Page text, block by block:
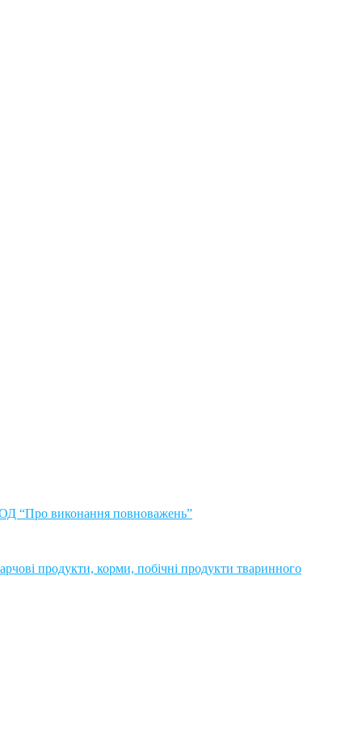
“Про виконання повноважень”
продукти, корми, побічні продукти тваринного